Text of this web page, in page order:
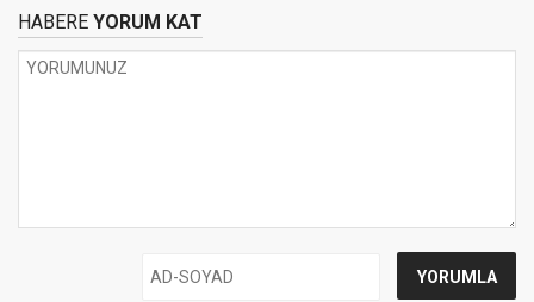
HABERE YORUM KAT